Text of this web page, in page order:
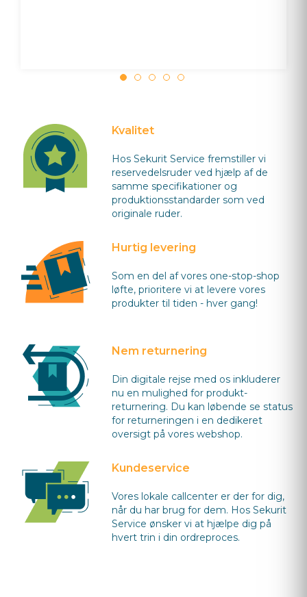
Kvalitet
Hos Sekurit Service fremstiller vi
reservedelsruder ved hjælp af de
samme specifikationer og
produktionsstandarder som ved
originale ruder.
Hurtig levering
Som en del af vores one-stop-shop
løfte, prioritere vi at levere vores
produkter til tiden - hver gang!
Nem returnering
Din digitale rejse med os inkluderer
nu en mulighed for produkt-
returnering. Du kan løbende se status
for returneringen i en dedikeret
oversigt på vores webshop.
Kundeservice
Vores lokale callcenter er der for dig,
når du har brug for dem. Hos Sekurit
Service ønsker vi at hjælpe dig på
hvert trin i din ordreproces.